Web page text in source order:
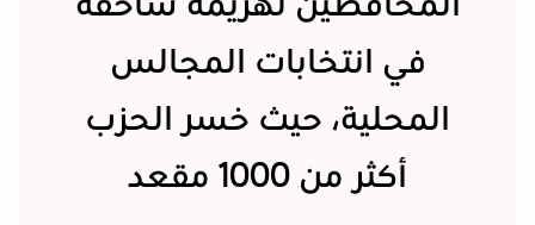
في انتخابات المجالس
المحلية، حيث خسر الحزب
أكثر من 1000 مقعد